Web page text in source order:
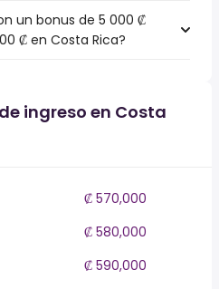
un bonus de 5 000 ₡
₡ en Costa Rica?
ingreso en Costa
₡ 570,000
₡ 580,000
₡ 590,000